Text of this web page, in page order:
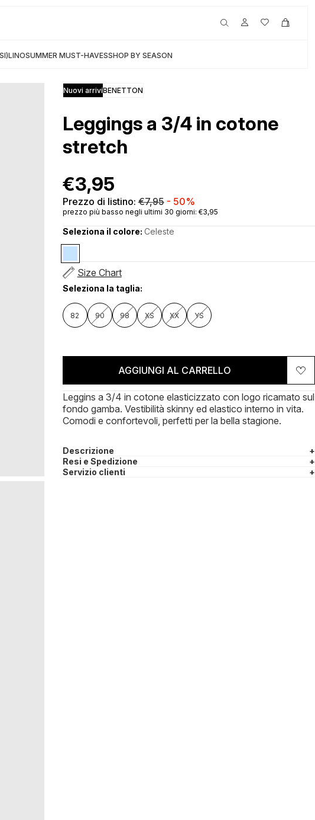
LINOSUMMER MUST-HAVESSHOP BY SEASON
Nuovi arriviBENETTON
Leggings a 3/4 in cotone
stretch
€3,95
Prezzo di listino:€7,95 - 50%
prezzo più basso negli ultimi 30 giorni: €3,95
Seleziona il colore: Celeste
Size Chart
Seleziona la taglia:
82 90 98 XS XX YS
AGGIUNGI AL CARRELLO
Leggins a 3/4 in cotone elasticizzato con logo ricamato sul
fondo gamba. Vestibilità skinny ed elastico interno in vita.
Comodi e confortevoli, perfetti per la bella stagione.
Descrizione
+
Resi e Spedizione
+
Servizio clienti
+